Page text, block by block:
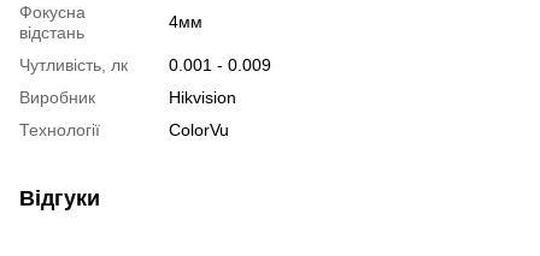
Фокусна
відстань
4мм
Чутливість, лк
0.001 - 0.009
Виробник
Hikvision
Технології
ColorVu
Відгуки